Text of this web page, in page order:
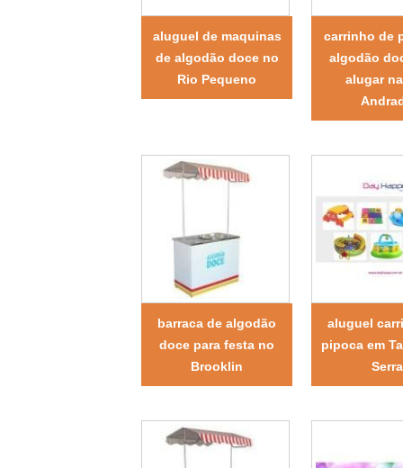
aluguel de maquinas
de algodão doce no
Rio Pequeno
carrinho de
algodão
alugar
barraca de algodão
doce para festa no
Brooklin
aluguel
pipoca em
Serra